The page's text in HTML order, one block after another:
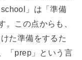
」は「準備
。この点からも、
た準備をするた
「prep」という言